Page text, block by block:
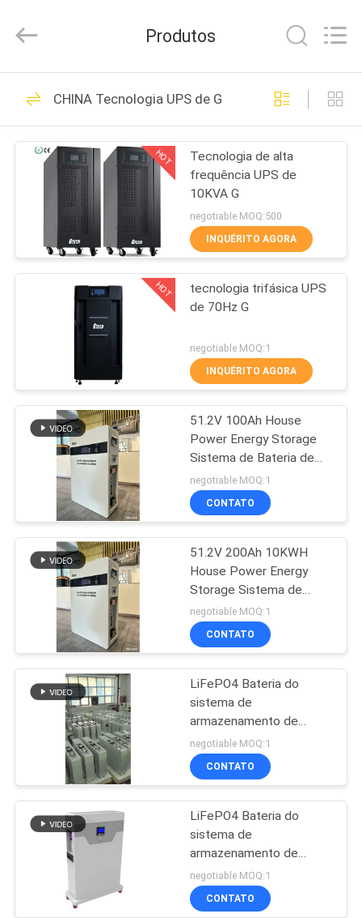
PARA
CASA
PRODUTOS
SOBRE
NÓS
CONTROLE
QUALIDADE
CONTACTE-
NOS
NOTÍCIAS
SOLICITE UM
ORÇAMENTO
POLÍTICA
PRIVACIDADE
POWER
GROUP.
Reserved.
Tecnologia UPS de
G
87
Linha pura UPS
interativo da onda
de seno
48
PWM UPS
41
UPS linha de alta
freqüência
UPS em linha
modular
22
Produtos
CHINA Tecnologia UPS de G
HOT
Tecnologia de alta
frequência UPS de
10KVA G
negotiable MOQ:500
INQUÉRITO AGORA
HOT
tecnologia trifásica UPS
de 70Hz G
negotiable MOQ:1
INQUÉRITO AGORA
51.2V 100Ah House
Power Energy Storage
Sistema de Bateria de
Lítio com Smart BMS
5KWH, 10KWH, 15KWH
negotiable MOQ:1
CONTATO
51.2V 200Ah 10KWH
House Power Energy
Storage Sistema de
bateria de lítio com
Smart BMS, 5KWH,
10KWH, 15KWH
negotiable MOQ:1
CONTATO
LiFePO4 Bateria do
sistema de
armazenamento de
energia todo-em-um
com BMS inteligente
5KWH, 10KWH, 15KWH
negotiable MOQ:1
CONTATO
LiFePO4 Bateria do
sistema de
armazenamento de
energia todo-em-um
com BMS inteligente
5KWH 10KWH
negotiable MOQ:1
CONTATO